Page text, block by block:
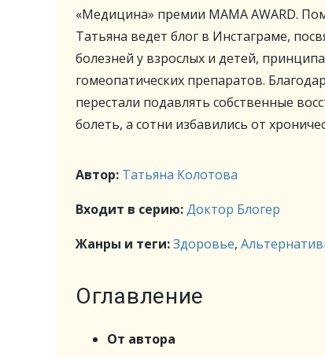
«Медицина» премии MAMA AWARD.
Татьяна ведет блог в Инстаграме,
болезней у взрослых и детей,
гомеопатических препаратов.
перестали подавлять собственные
болеть, а сотни избавились от
Автор: Татьяна Колотова
Входит в серию:Доктор Блогер
Жанры и теги:Здоровье,
Оглавление
От автора